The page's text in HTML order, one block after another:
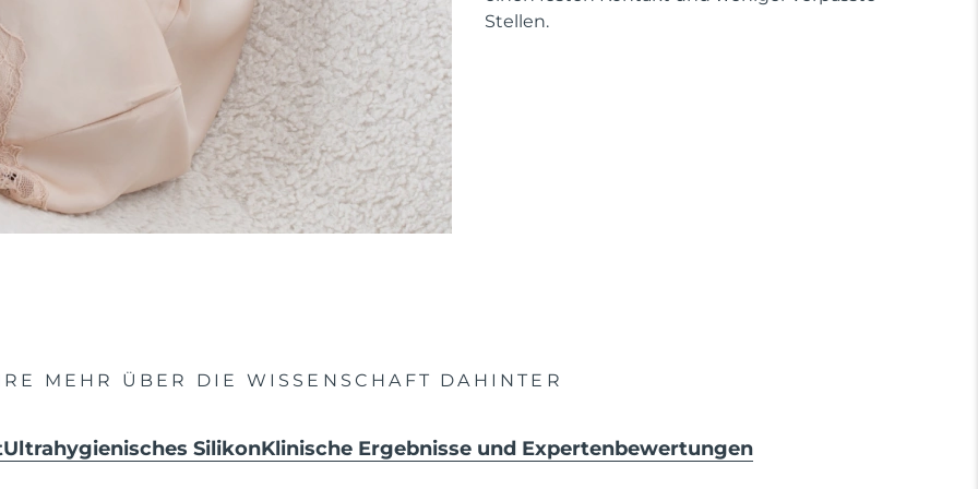
Stellen.
MEHR ÜBER DIE WISSENSCHAFT DAHINTER
Ultrahygienisches SilikonKlinische Ergebnisse und Expertenbewertungen